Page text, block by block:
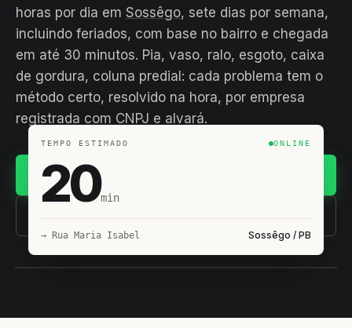
horas por dia em Sossêgo, sete dias por semana,
incluindo feriados, com base no bairro e chegada
em até 30 minutos. Pia, vaso, ralo, esgoto, caixa
de gordura, coluna predial: cada problema tem o
método certo, resolvido na hora, por empresa
registrada com CNPJ e alvará.
(11) 93407-8838
TEMPO ESTIMADO ONLINE
20min
→ Rua Maria Isabel Sossêgo / PB